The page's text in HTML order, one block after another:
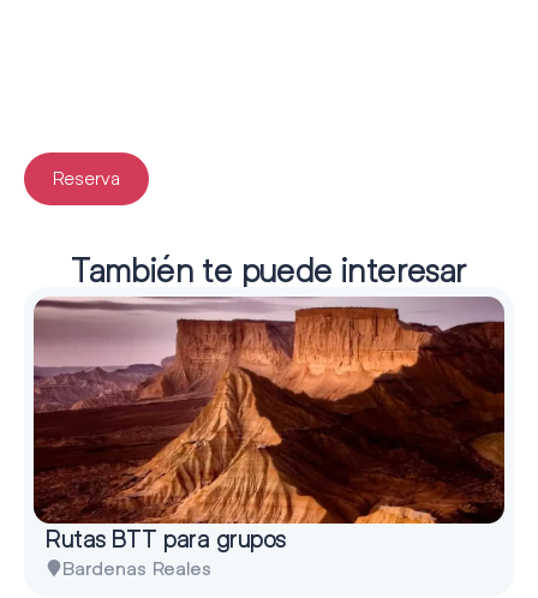
Reserva
También te puede interesar
Rutas BTT para grupos
Bardenas Reales